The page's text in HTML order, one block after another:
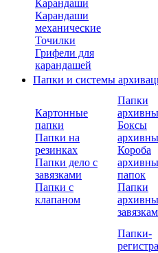
Карандаши
Карандаши
механические
Точилки
Грифели для
карандашей
Папки и системы
Картонные
папки
Папки на
резинках
Папки дело с
завязками
Папки с
клапаном
Папки
Боксы
Короба
папок
Папки
Папки-